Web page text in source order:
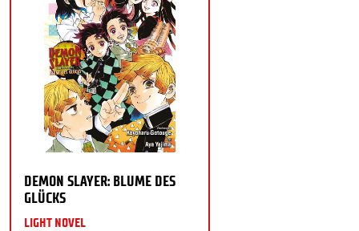
DEMON SLAYER: BLUME DES
GLÜCKS
LIGHT NOVEL